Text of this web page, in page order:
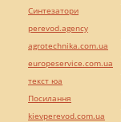
Синтезатори
perevod.agency
agrotechnika.com.ua
europeservice.com.ua
текст юа
Посилання
kievperevod.com.ua